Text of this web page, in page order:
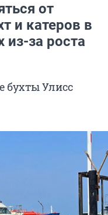
от
и катеров в
за роста
бухты Улисс